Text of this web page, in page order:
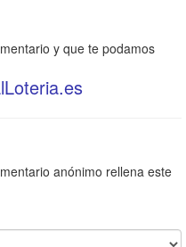
y que te podamos
anónimo rellena este